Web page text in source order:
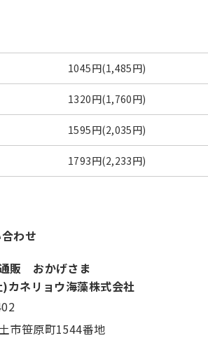
1045円(1,485円)
1320円(1,760円)
1595円(2,035円)
1793円(2,233円)
わせ
販 おかげさま
カネリョウ海藻株式会社
市笹原町1544番地